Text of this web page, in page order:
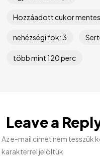
Hozzáadott cukor mentes
nehézségi fok: 3
több mint 120 perc
Leave a
Az e-mail címet nem tesszük
karakterrel jelöltük